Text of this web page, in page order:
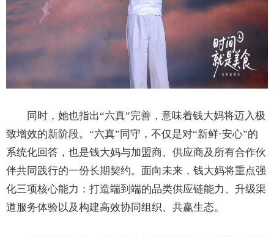
同时，她也指出“六真”完善，意味着钱大妈将迈入极
致增效的新阶段。“六真”同守，不仅是对“新鲜·安心”的
系统化回答，也是钱大妈与加盟商、供应商及所有合作伙
伴共同践行的一份长期契约。面向未来，钱大妈将重点强
化三项核心能力：打造端到端的品类供应链能力、升级渠
道服务体验以及构建高效协同组织、共赢生态。